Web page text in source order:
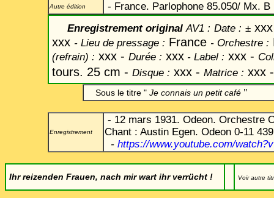
Autre édition - France. Parlophone 85.050/ Mx. B
Enregistrement originalAV1 : Date : ± xxx
xxx - Lieu de pressage : France - Orchestre :
(refrain) : xxx - Durée : xxx - Label : xxx -
tours. 25 cm - Disque : xxx - Matrice : xxx -
Sous le titre " Je connais un petit café "
Enregistrement
- 12 mars 1931. Odeon. Orchestre
Chant : Austin Egen. Odeon 0-11
- https://www.youtube.com/
Ihr reizenden Frauen, nach mir wart ihr verrücht ! Voir autre